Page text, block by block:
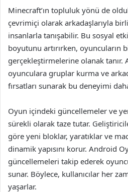
Minecraft’ın topluluk yönü de
çevrimiçi olarak arkadaşlarıyla
insanlarla tanışabilir. Bu sosyal
boyutunu artırırken, oyuncuların
gerçekleştirmelerine olanak tanır.
oyunculara gruplar kurma ve
fırsatları sunarak bu deneyimi
Oyun içindeki güncellemeler ve
sürekli olarak taze tutar.
göre yeni bloklar, yaratıklar ve
dinamik yapısını korur. Android
güncellemeleri takip ederek
sunar. Böylece, kullanıcılar her
yaşarlar.